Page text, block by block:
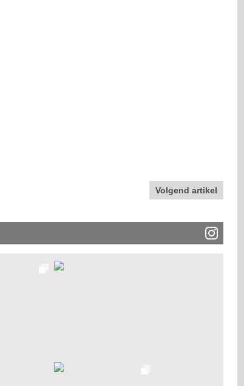
Volgend artikel